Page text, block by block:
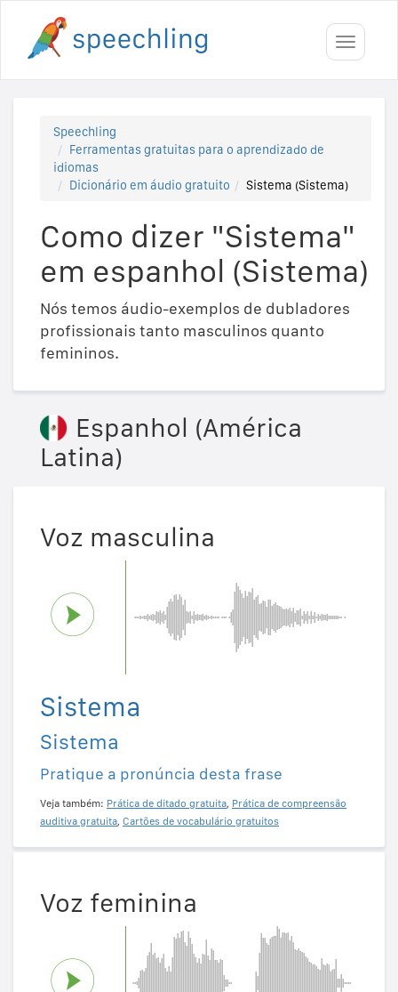
Toggle
Speechling
Ferramentas gratuitas para o aprendizado de
idiomas
Dicionário em áudio gratuito
Sistema (Sistema)
Como dizer "Sistema"
em espanhol (Sistema)
Nós temos áudio-exemplos de dubladores
profissionais tanto masculinos quanto
femininos.
Espanhol (América
Latina)
Voz masculina
Sistema
Sistema
Pratique a pronúncia desta frase
Veja também: Prática de ditado gratuita, Prática de compreensão
auditiva gratuita, Cartões de vocabulário gratuitos
Voz feminina